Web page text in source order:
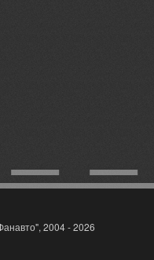
2004 - 2026